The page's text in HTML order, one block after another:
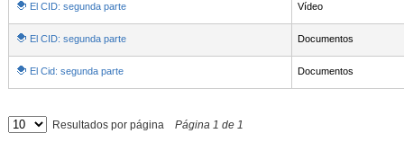
El CID: segunda parte Vídeo
El CID: segunda parte Documentos
El Cid: segunda parte Documentos
Resultados por página Página 1 de 1